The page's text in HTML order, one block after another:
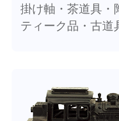
掛け軸・茶道具・
ティーク品・古道